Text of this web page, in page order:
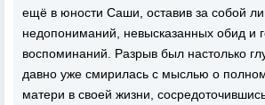
ещё в юности Саши, оставив за собой
недопониманий, невысказанных обид и
воспоминаний. Разрыв был настолько
давно уже смирилась с мыслью о полном
матери в своей жизни,